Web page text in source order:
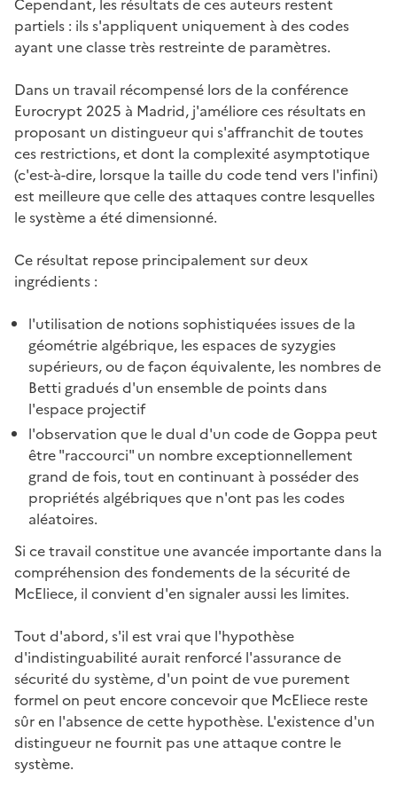
partiels : ils s'appliquent uniquement à des codes
ayant une classe très restreinte de paramètres.
Dans un travail récompensé lors de la conférence
Eurocrypt 2025 à Madrid, j'améliore ces résultats en
proposant un distingueur qui s'affranchit de toutes
ces restrictions, et dont la complexité asymptotique
(c'est-à-dire, lorsque la taille du code tend vers l'infini)
est meilleure que celle des attaques contre lesquelles
le système a été dimensionné.
Ce résultat repose principalement sur deux
ingrédients :
l'utilisation de notions sophistiquées issues de la
géométrie algébrique, les espaces de syzygies
supérieurs, ou de façon équivalente, les nombres de
Betti gradués d'un ensemble de points dans
l'espace projectif
l'observation que le dual d'un code de Goppa peut
être "raccourci" un nombre exceptionnellement
grand de fois, tout en continuant à posséder des
propriétés algébriques que n'ont pas les codes
aléatoires.
Si ce travail constitue une avancée importante dans la
compréhension des fondements de la sécurité de
McEliece, il convient d'en signaler aussi les limites.
Tout d'abord, s'il est vrai que l'hypothèse
d'indistinguabilité aurait renforcé l'assurance de
sécurité du système, d'un point de vue purement
formel on peut encore concevoir que McEliece reste
sûr en l'absence de cette hypothèse. L'existence d'un
distingueur ne fournit pas une attaque contre le
système.